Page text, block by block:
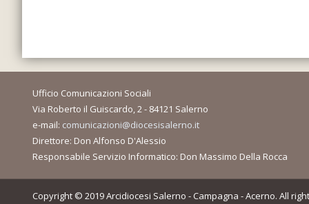
Ufficio Comunicazioni Sociali
Via Roberto il Guiscardo, 2 - 84121 Salerno
e-mail: comunicazioni@diocesisalerno.it
Direttore: Don Alfonso D'Alessio
Responsabile Servizio Informatico: Don Massimo Della Rocca
Copyright © 2019 Arcidiocesi Salerno - Campagna - Acerno. All